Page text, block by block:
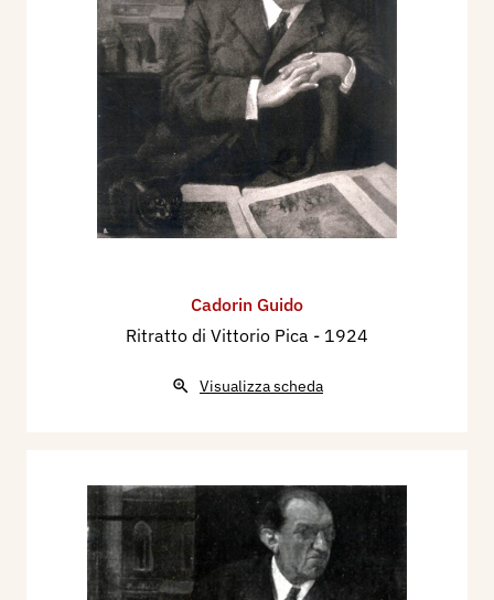
Cadorin Guido
Ritratto di Vittorio Pica - 1924
Visualizza scheda